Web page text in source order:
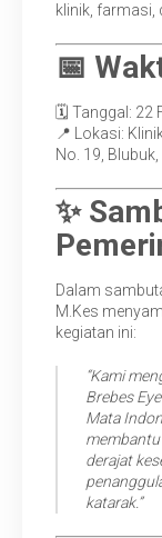
klinik, farmasi,
📅
🗓️ Tanggal: 22
📍 Lokasi:
No. 19,
✨
Dalam
M.Kes
kegiatan ini:
“Kami
Brebes
Mata
derajat
katarak.”